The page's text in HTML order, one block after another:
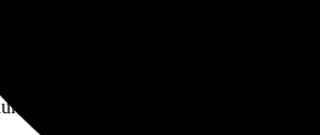
Print und roten Gürtel
weist mehrere Varianten auf. Die